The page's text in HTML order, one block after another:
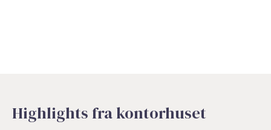
Highlights fra kontorhuset